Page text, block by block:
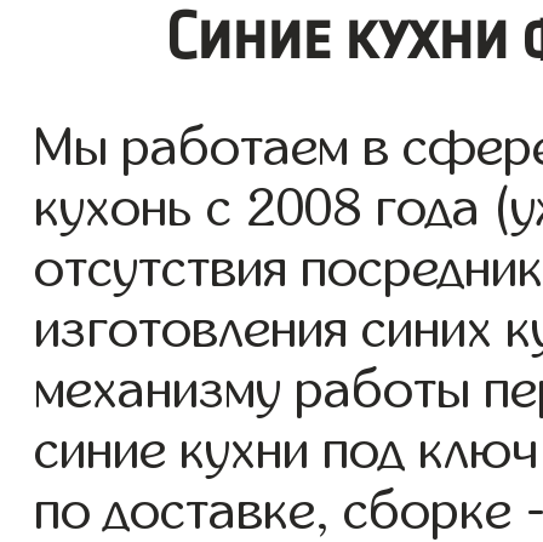
Синие кухни
Мы работаем в
кухонь с 2008 года
отсутствия
изготовления синих
механизму работы
синие кухни под
по доставке, сборке